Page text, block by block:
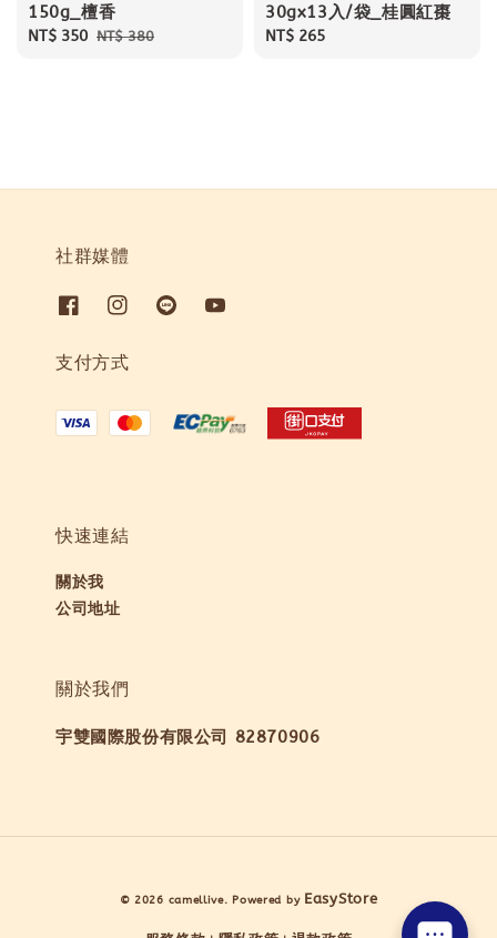
150g_檀香
Sale
NT$ 350 Regular
NT$ 380
30gx13入/袋_桂圓紅棗
Regular
NT$ 265
社群媒體
支付方式
快速連結
關於我
公司地址
關於我們
宇雙國際股份有限公司 82870906
© 2026 camellive. Powered by EasyStore